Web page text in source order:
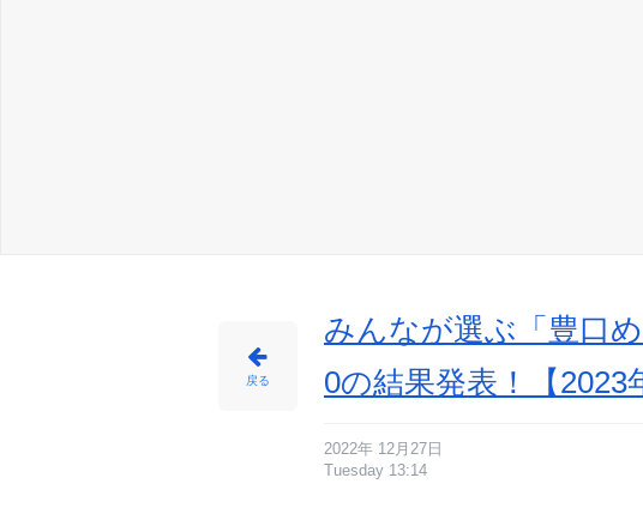
戻る
みんなが選ぶ「豊口
0の結果発表！【2023
2022年 12月27日
Tuesday 13:14